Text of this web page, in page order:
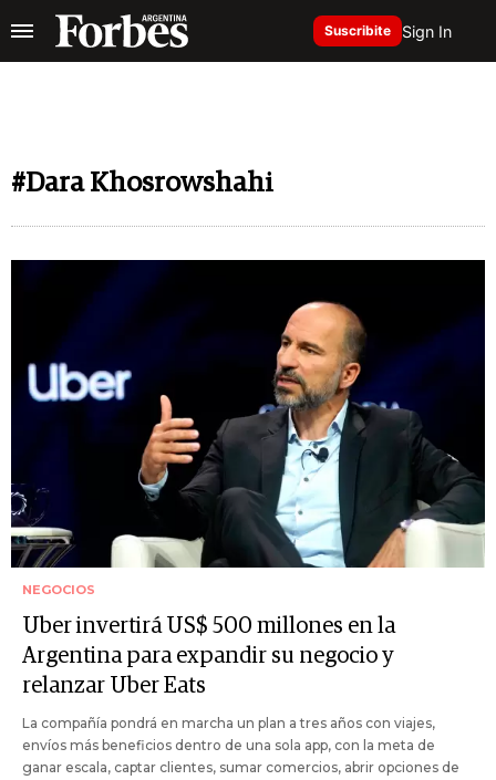
Suscribite Sign In
#Dara Khosrowshahi
NEGOCIOS
Uber invertirá US$ 500 millones en la
Argentina para expandir su negocio y
relanzar Uber Eats
La compañía pondrá en marcha un plan a tres años con viajes,
envíos más beneficios dentro de una sola app, con la meta de
ganar escala, captar clientes, sumar comercios, abrir opciones de